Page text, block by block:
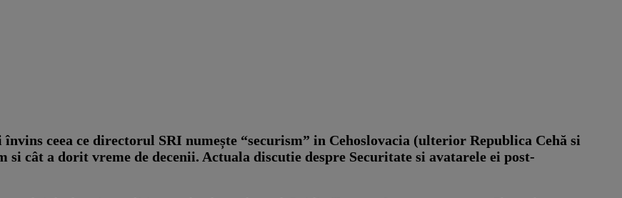
ceea ce directorul SRI numește “securism” in Cehoslovacia (ulterior Republica Cehă si
si cât a dorit vreme de decenii. Actuala discutie despre Securitate si avatarele ei post-